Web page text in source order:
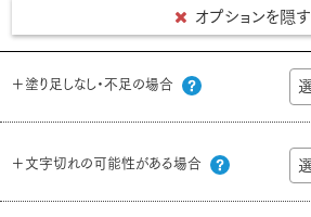
オプションを隠す
＋塗り足しなし・不足の場合
＋文字切れの可能性がある場合